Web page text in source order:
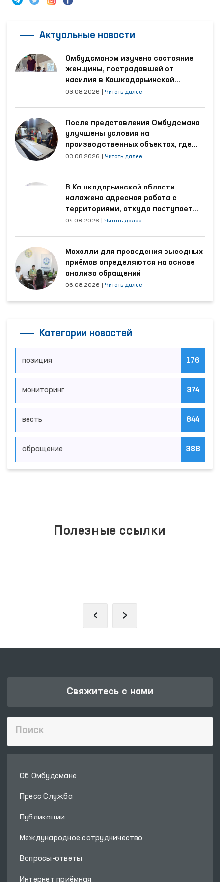
Актуальные новости
Омбудсманом изучено состояние
женщины, пострадавшей от
насилия в Кашкадарьинской
области
03.08.2026 Читать далее
После представления Омбудсмана
улучшены условия на
производственных объектах, где
трудятся осуждённые
03.08.2026 Читать далее
В Кашкадарьинской области
налажена адресная работа с
территориями, откуда поступает
наибольшее количество обращений
04.08.2026 Читать далее
Махалли для проведения выездных
приёмов определяются на основе
анализа обращений
06.08.2026 Читать далее
Категории новостей
позиция 176
мониторинг 374
весть 844
обращение 388
Полезные ссылки
‹ ›
Свяжитесь с нами
Об Омбудсмане
Пресс Служба
Публикации
Международное сотрудничество
Вопросы-ответы
Интернет приёмная